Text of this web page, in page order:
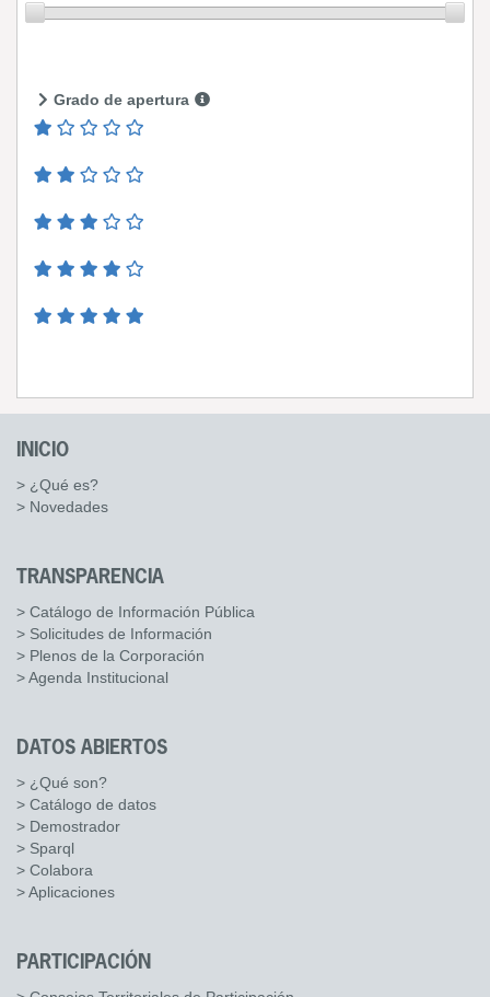
Grado de apertura
INICIO
> ¿Qué es?
> Novedades
TRANSPARENCIA
> Catálogo de Información Pública
> Solicitudes de Información
> Plenos de la Corporación
> Agenda Institucional
DATOS ABIERTOS
> ¿Qué son?
> Catálogo de datos
> Demostrador
> Sparql
> Colabora
> Aplicaciones
PARTICIPACIÓN